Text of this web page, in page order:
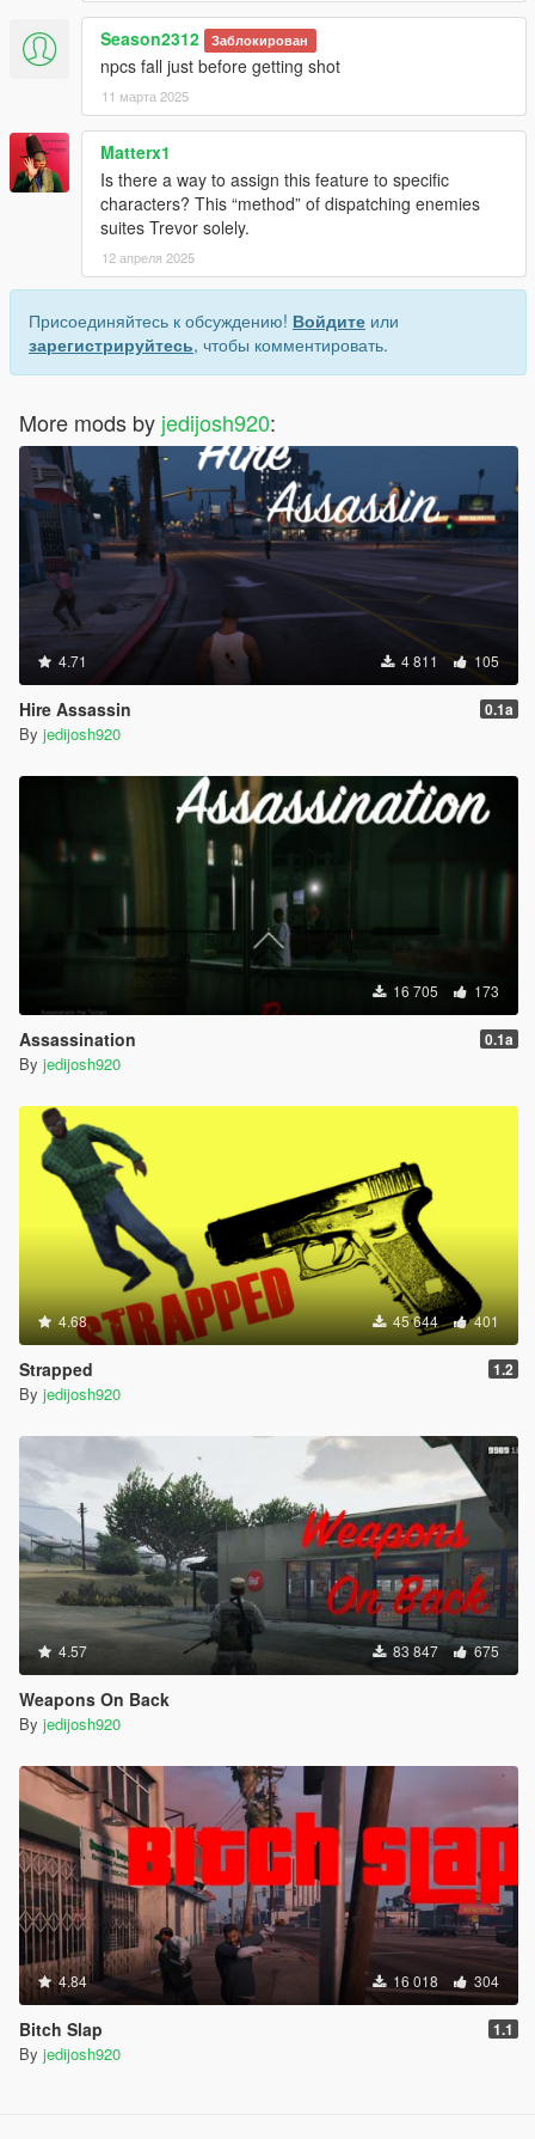
Season2312 Заблокирован
npcs fall just before getting shot
11 марта 2025
Matterx1
Is there a way to assign this feature to specific
characters? This “method” of dispatching enemies
suites Trevor solely.
12 апреля 2025
Присоединяйтесь к обсуждению! Войдите или
зарегистрируйтесь, чтобы комментировать.
More mods by jedijosh920:
4.71 4 811 105
Hire Assassin 0.1a
By jedijosh920
16 705 173
Assassination 0.1a
By jedijosh920
4.68 45 644 401
Strapped 1.2
By jedijosh920
4.57 83 847 675
Weapons On Back
By jedijosh920
4.84 16 018 304
Bitch Slap 1.1
By jedijosh920